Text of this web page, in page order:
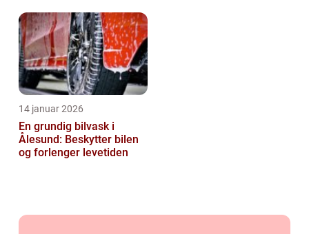
14 januar 2026
En grundig bilvask i
Ålesund: Beskytter bilen
og forlenger levetiden